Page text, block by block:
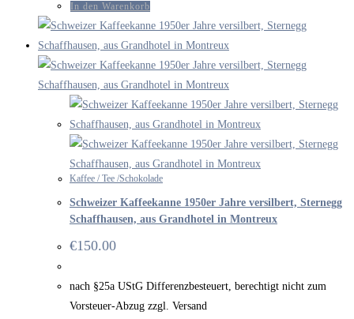
In den Warenkorb
Kaffee / Tee /Schokolade
Schweizer Kaffeekanne 1950er Jahre versilbert, Sternegg
Schaffhausen, aus Grandhotel in Montreux
€150.00
nach §25a UStG Differenzbesteuert, berechtigt nicht zum
Vorsteuer-Abzug zzgl. Versand